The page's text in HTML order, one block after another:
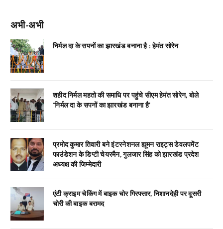
अभी-अभी
निर्मल दा के सपनों का झारखंड बनाना है : हेमंत सोरेन
शहीद निर्मल महतो की समाधि पर पहुंचे सीएम हेमंत सोरेन, बोले
‘निर्मल दा के सपनों का झारखंड बनाना है’
प्रमोद कुमार तिवारी बने इंटरनेशनल ह्यूमन राइट्स डेवलपमेंट
फाउंडेशन के डिप्टी चेयरमैन, गुलजार सिंह को झारखंड प्रदेश
अध्यक्ष की जिम्मेदारी
एंटी क्राइम चेकिंग में बाइक चोर गिरफ्तार, निशानदेही पर दूसरी
चोरी की बाइक बरामद